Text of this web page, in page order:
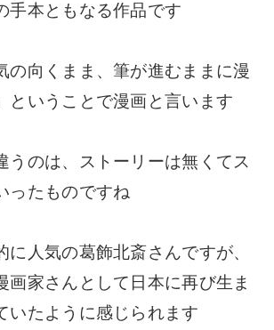
手本ともなる作品です
の向くまま、筆が進むままに漫
ということで漫画と言います
うのは、ストーリーは無くてス
ったものですね
に人気の葛飾北斎さんですが、
画家さんとして日本に再び生ま
いたように感じられます